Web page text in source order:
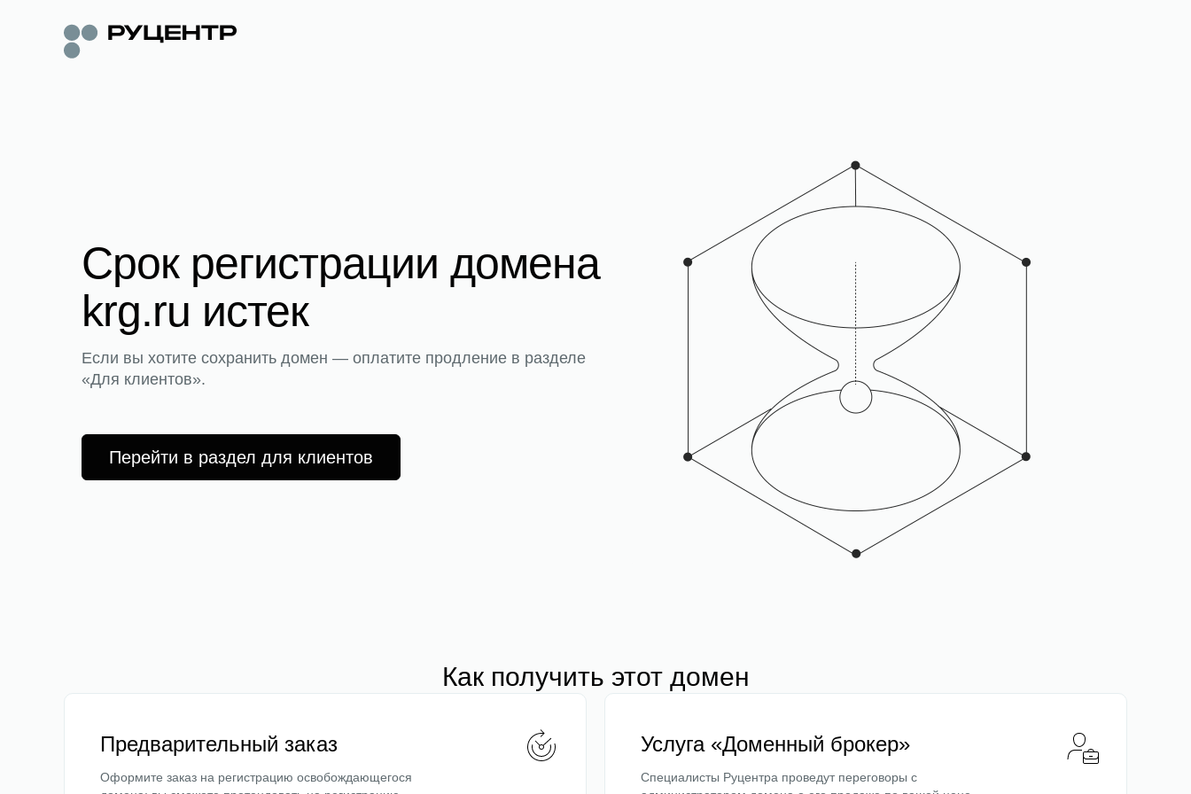
Срок регистрации домена
krg.ru истек
Если вы хотите сохранить домен — оплатите продление в разделе
«Для клиентов».
Перейти в раздел для клиентов
Как получить этот домен
Предварительный заказ
Оформите заказ на регистрацию освобождающегося
Услуга «Доменный брокер»
Специалисты Руцентра проведут переговоры с